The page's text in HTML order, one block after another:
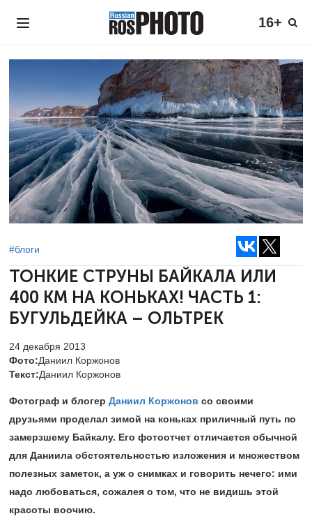
16+
#блоги
ТОНКИЕ СТРУНЫ БАЙКАЛА ИЛИ
400 КМ НА КОНЬКАХ! ЧАСТЬ 1:
БУГУЛЬДЕЙКА – ОЛЬТРЕК
24 декабря 2013
Фото:Даниил Коржонов
Текст:Даниил Коржонов
Фотограф и блогер Даниил Коржонов со своими
друзьями проделал зимой на коньках приличный путь по
замерзшему Байкалу. Его фотоотчет отличается обычной
для Даниила обстоятельностью изложения и множеством
полезных заметок, а уж о снимках и говорить нечего: ими
надо любоваться, сожалея о том, что не видишь этой
красоты воочию.